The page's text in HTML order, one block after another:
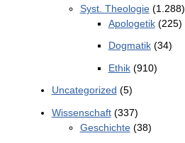
Syst. Theologie(1.288)
Apologetik(225)
Dogmatik(34)
Ethik(910)
Uncategorized (5)
Wissenschaft(337)
Geschichte(38)